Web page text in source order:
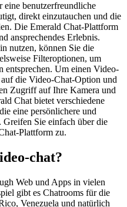
benutzerfreundliche
direkt einzutauchen und die
Die Emerald Chat-Plattform
ansprechendes Erlebnis.
nutzen, können Sie die
Filteroptionen, um
entsprechen. Um einen Video-
die Video-Chat-Option und
Zugriff auf Ihre Kamera und
Chat bietet verschiedene
eine persönlichere und
Sie einfach über die
Plattform zu.
chat?
Web und Apps in vielen
gibt es Chatrooms für die
Venezuela und natürlich